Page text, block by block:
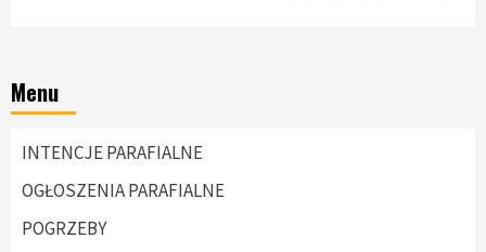
Menu
INTENCJE PARAFIALNE
OGŁOSZENIA PARAFIALNE
POGRZEBY